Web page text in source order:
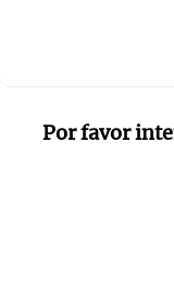
Por favor